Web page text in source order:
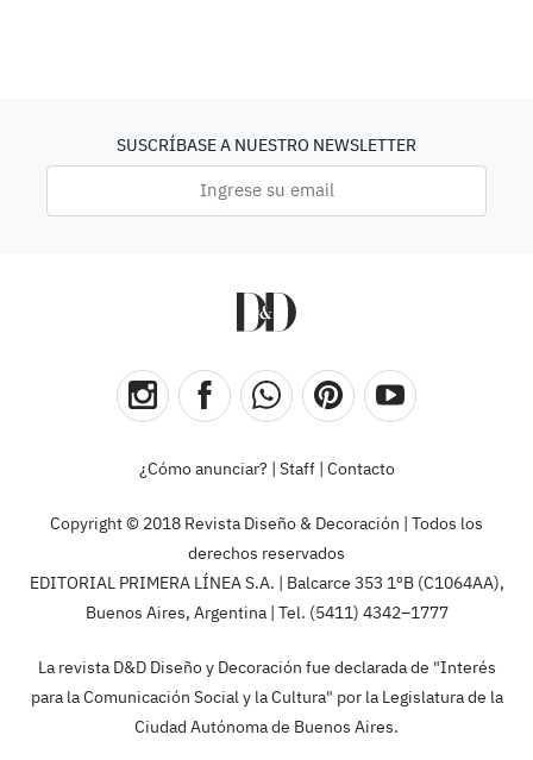
SUSCRÍBASE A NUESTRO NEWSLETTER
¿Cómo anunciar? Staff| Contacto
Copyright © 2018 Revista Diseño & Decoración | Todos los
derechos reservados
EDITORIAL PRIMERA LÍNEA S.A. | Balcarce 353 1ºB (C1064AA),
Buenos Aires, Argentina | Tel. (5411) 4342–1777
La revista D&D Diseño y Decoración fue declarada de "Interés
para la Comunicación Social y la Cultura" por la Legislatura de la
Ciudad Autónoma de Buenos Aires.